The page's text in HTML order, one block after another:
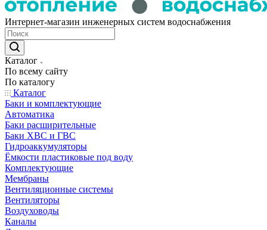
Интернет-магазин инженерных систем водоснабжения
Каталог
По всему сайту
По каталогу
Каталог
Баки и комплектующие
Автоматика
Баки расширительные
Баки ХВС и ГВС
Гидроаккумуляторы
Ёмкости пластиковые под воду
Комплектующие
Мембраны
Вентиляционные системы
Вентиляторы
Воздуховоды
Каналы